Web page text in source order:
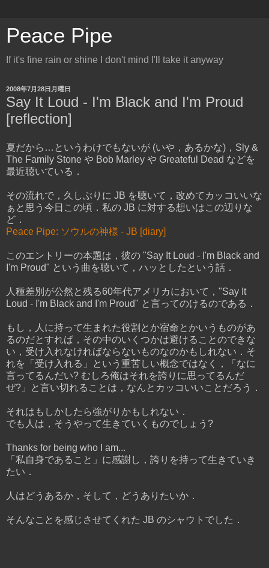
Peace Pipe
If it's fine rain or shine I don't mind I'll take it anyway
2008年7月28日月曜日
Say It Loud - I'm Black and I'm Proud
[reflection]
夏だから…というわけでもないが (いや，あるかな)，Sly &
The Family Stone や Bob Marley や Greateful Dead などを
最近聴いている．
その流れで，久しぶりに JB を聴いて，改めてカッコいいな
ぁと思う今日この頃．私の JB に対する想いはこの辺りな
ど．
Peace Pipe: ソウルの神様 - JB [diary]
このエントリーの本題は，彼の "Say It Loud - I'm Black and
I'm Proud" という曲を聴いて，ハッとしたという話．
人種差別が公然と残る60年代アメリカにおいて，"Say It
Loud - I'm Black and I'm Proud" と言ってのけるのである．
もし，人に持って生まれた役割とか宿命とかいうものがあ
るのだとすれば，その中のいくつかは避けることのできな
い，受け入れなければならないものなのかもしれない．そ
れを「受け入れる」という重苦しい概念ではなく，「なに
言ってるんだい? むしろ俺はそれを誇りに思ってるんだ
ぜ?」と言い切れることは，なんとカッコいいことだろう．
それはもしかしたら強がりかもしれない．
でも人は，そうやって生きていくものでしょう?
Thanks for being who I am...
「私自身であること」に感謝し，誇りを持って生きていき
たい．
人はどうあるか，そして，どうありたいか．
そんなことを感じさせてくれた JB のシャウトでした．